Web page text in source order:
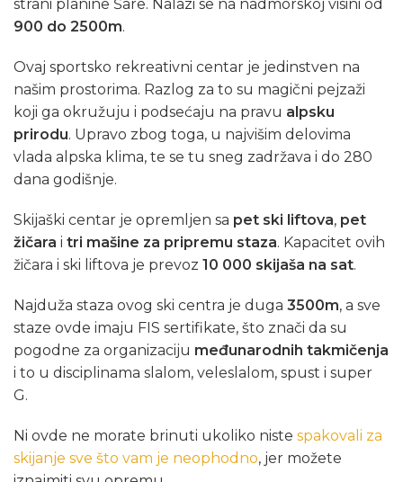
strani planine Šare. Nalazi se na nadmorskoj visini od
900 do 2500m.
Ovaj sportsko rekreativni centar je jedinstven na
našim prostorima. Razlog za to su magični pejzaži
koji ga okružuju i podsećaju na pravu alpsku
prirodu. Upravo zbog toga, u najvišim delovima
vlada alpska klima, te se tu sneg zadržava i do 280
dana godišnje.
Skijaški centar je opremljen sa pet ski liftova, pet
žičara i tri mašine za pripremu staza. Kapacitet ovih
žičara i ski liftova je prevoz 10 000 skijaša na sat.
Najduža staza ovog ski centra je duga 3500m, a sve
staze ovde imaju FIS sertifikate, što znači da su
pogodne za organizaciju međunarodnih takmičenja
i to u disciplinama slalom, veleslalom, spust i super
G.
Ni ovde ne morate brinuti ukoliko niste spakovali za
skijanje sve što vam je neophodno, jer možete